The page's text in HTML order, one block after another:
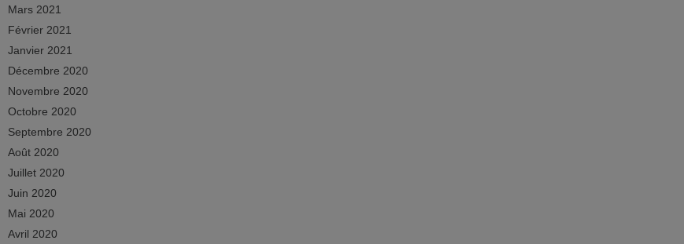
Mars 2021
Février 2021
Janvier 2021
Décembre 2020
Novembre 2020
Octobre 2020
Septembre 2020
Août 2020
Juillet 2020
Juin 2020
Mai 2020
Avril 2020